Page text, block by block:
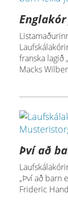
franska lagið
Macks
Því að
„Því að barn
Frideric